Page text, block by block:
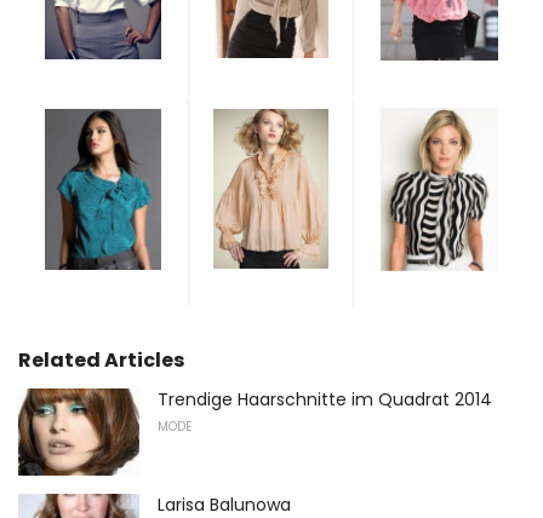
Related Articles
Trendige Haarschnitte im Quadrat 2014
MODE
Larisa Balunowa